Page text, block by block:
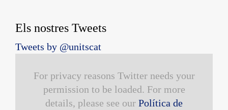
Els nostres Tweets
Tweets by @unitscat
For privacy reasons Twitter needs your
permission to be loaded. For more
details, please see our Política de